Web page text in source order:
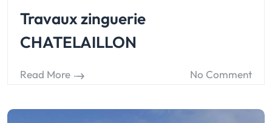
Travaux zinguerie
CHATELAILLON
Read More No Comment